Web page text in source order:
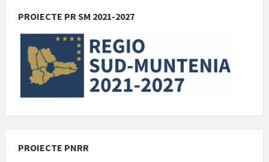
PROIECTE PR SM 2021-2027
PROIECTE PNRR